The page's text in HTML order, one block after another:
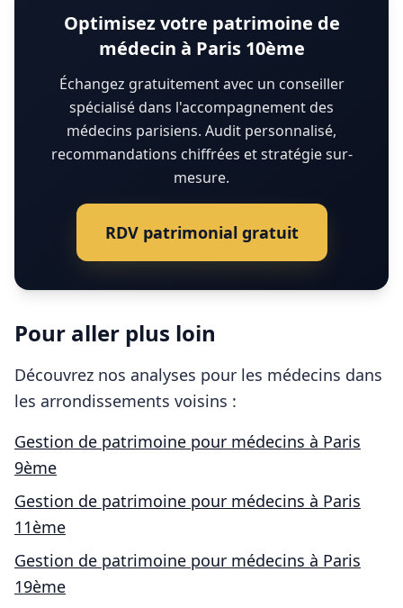
Optimisez votre patrimoine de
médecin à Paris 10ème
Échangez gratuitement avec un conseiller
spécialisé dans l'accompagnement des
médecins parisiens. Audit personnalisé,
recommandations chiffrées et stratégie sur-
mesure.
RDV patrimonial gratuit
Pour aller plus loin
Découvrez nos analyses pour les médecins dans
les arrondissements voisins :
Gestion de patrimoine pour médecins à Paris
9ème
Gestion de patrimoine pour médecins à Paris
11ème
Gestion de patrimoine pour médecins à Paris
19ème